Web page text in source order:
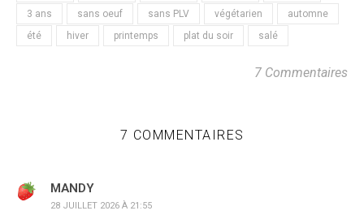
3 ans
sans oeuf sans PLV végétarien
automne
été
hiver printemps plat du soir salé
7 Commentaires
7 COMMENTAIRES
MANDY
28 JUILLET 2026 À 21:55